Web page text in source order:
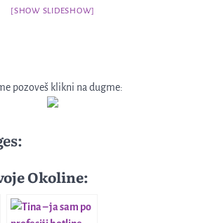
[SHOW SLIDESHOW]
pozoveš klikni na dugme:
Okoline: